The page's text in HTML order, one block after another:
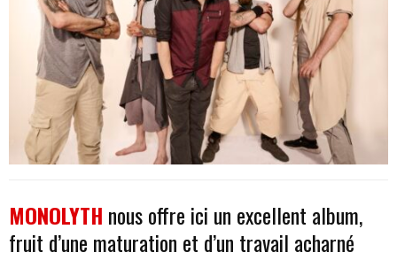
MONOLYTH nous offre ici un excellent album,
fruit d’une maturation et d’un travail acharné